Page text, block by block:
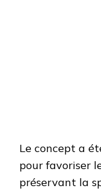
Le concept a
pour favoriser
préservant la